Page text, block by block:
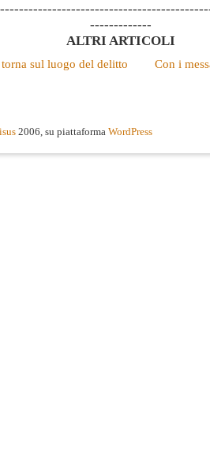
-------------
ALTRI ARTICOLI
torna sul luogo del delitto Con i
2006, su piattaforma WordPress